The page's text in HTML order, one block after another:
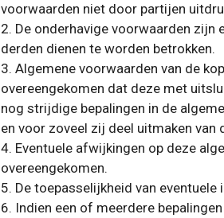
voorwaarden niet door partijen
2. De onderhavige voorwaarden zijn
derden dienen te worden betrokken.
3. Algemene voorwaarden van de
overeengekomen dat deze met
nog strijdige bepalingen in de
en voor zoveel zij deel uitmaken van
4. Eventuele afwijkingen op deze
overeengekomen.
5. De toepasselijkheid van
6. Indien een of meerdere